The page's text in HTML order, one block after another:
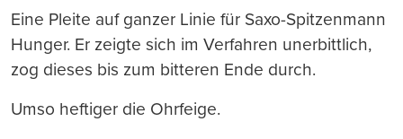
Eine Pleite auf ganzer Linie für Saxo-Spitzenmann
Hunger. Er zeigte sich im Verfahren unerbittlich,
zog dieses bis zum bitteren Ende durch.
Umso heftiger die Ohrfeige.